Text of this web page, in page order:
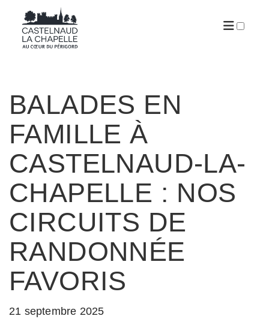
BALADES EN
FAMILLE À
CASTELNAUD-LA-
CHAPELLE : NOS
CIRCUITS DE
RANDONNÉE
FAVORIS
21 septembre 2025